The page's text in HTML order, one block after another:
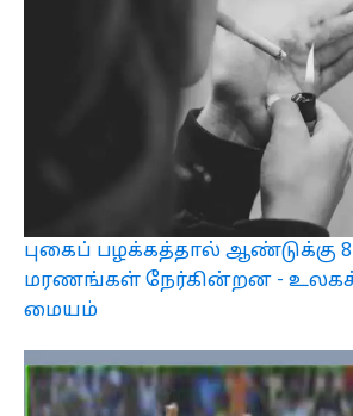
புகைப் பழக்கத்தால் ஆண்டுக்கு
மரணங்கள் நேர்கின்றன - உலகச்
மையம்